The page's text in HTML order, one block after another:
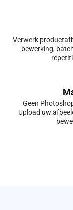
Verwerk
bewerking,
Geen
Upload uw